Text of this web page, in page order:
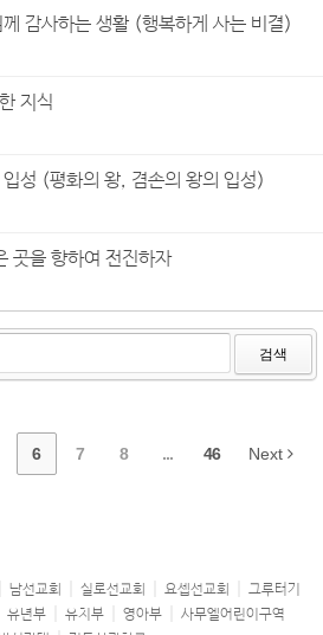
감사하는 생활 (행복하게 사는 비결)
지식
성 (평화의 왕, 겸손의 왕의 입성)
곳을 향하여 전진하자
검색
6 7 8 ... 46 Next
남선교회 실로선교회 요셉선교회
그루터기
유년부 유치부 영아부
사무엘어린이구역